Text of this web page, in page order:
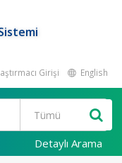
Girişi English
Detaylı Arama